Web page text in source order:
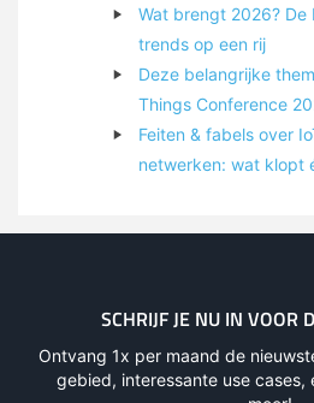
Wat brengt 2026? De
trends op een rij
Deze belangrijke
Things Conference
Feiten & fabels over
netwerken: wat klopt
SCHRIJF JE NU IN VOOR
Ontvang 1x per maand de
gebied, interessante use cases,